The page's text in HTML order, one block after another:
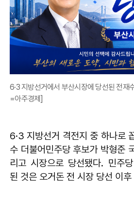
6·3 지방선거에서 부산시장에 당선된 전재
=아주경제]
6·3 지방선거 격전지 중 하나로
수 더불어민주당 후보가 박형준
리고 시장으로 당선됐다. 민주
된 것은 오거돈 전 시장 당선 이